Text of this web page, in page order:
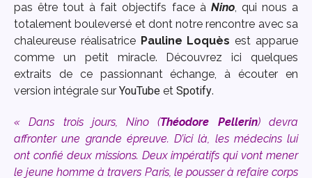
pas être tout à fait objectifs face à Nino, qui nous a
totalement bouleversé et dont notre rencontre avec sa
chaleureuse réalisatrice Pauline Loquès est apparue
comme un petit miracle. Découvrez ici quelques
extraits de ce passionnant échange, à écouter en
version intégrale sur YouTube et Spotify.
«Dans trois jours, Nino(Théodore Pellerin)devra
affronter une grande épreuve. D’ici là, les médecins lui
ont confié deux missions. Deux impératifs qui vont mener
le jeune homme à travers Paris, le pousser à refaire corps